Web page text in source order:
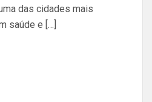
das cidades mais
saúde e […]